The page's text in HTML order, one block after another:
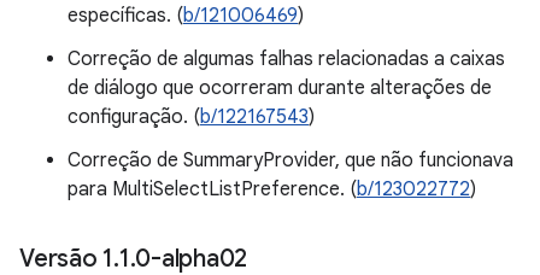
específicas. (b/121006469)
Correção de algumas falhas relacionadas a caixas
de diálogo que ocorreram durante alterações de
configuração. (b/122167543)
Correção de SummaryProvider, que não funcionava
para MultiSelectListPreference. (b/123022772)
Versão 1.1.0-alpha02